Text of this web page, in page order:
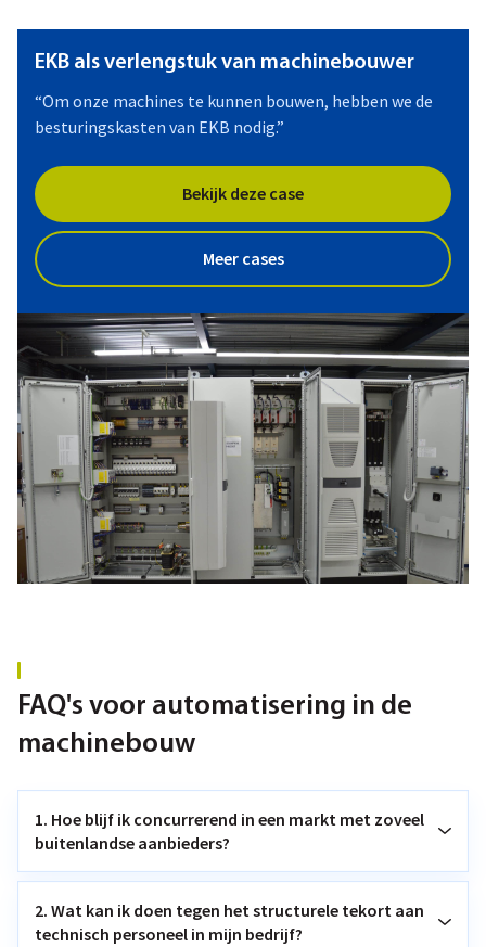
EKB als verlengstuk van machinebouwer
“Om onze machines te kunnen bouwen, hebben we de
besturingskasten van EKB nodig.”
Bekijk deze case
Meer cases
FAQ's voor automatisering in de
machinebouw
1. Hoe blijf ik concurrerend in een markt met zoveel
buitenlandse aanbieders?
2. Wat kan ik doen tegen het structurele tekort aan
technisch personeel in mijn bedrijf?